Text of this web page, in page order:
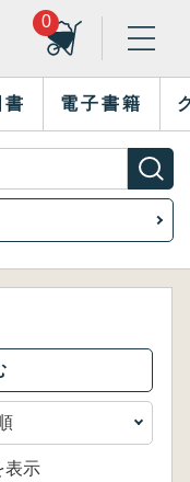
0
書 電子書籍
表示